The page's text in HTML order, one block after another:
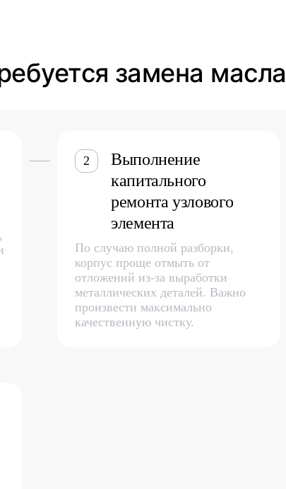
замена
2
Выполнение
капитального
ремонта узлового
элемента
По случаю полной разборки,
корпус проще отмыть от
отложений из-за выработки
металлических деталей. Важно
произвести максимально
качественную чистку.